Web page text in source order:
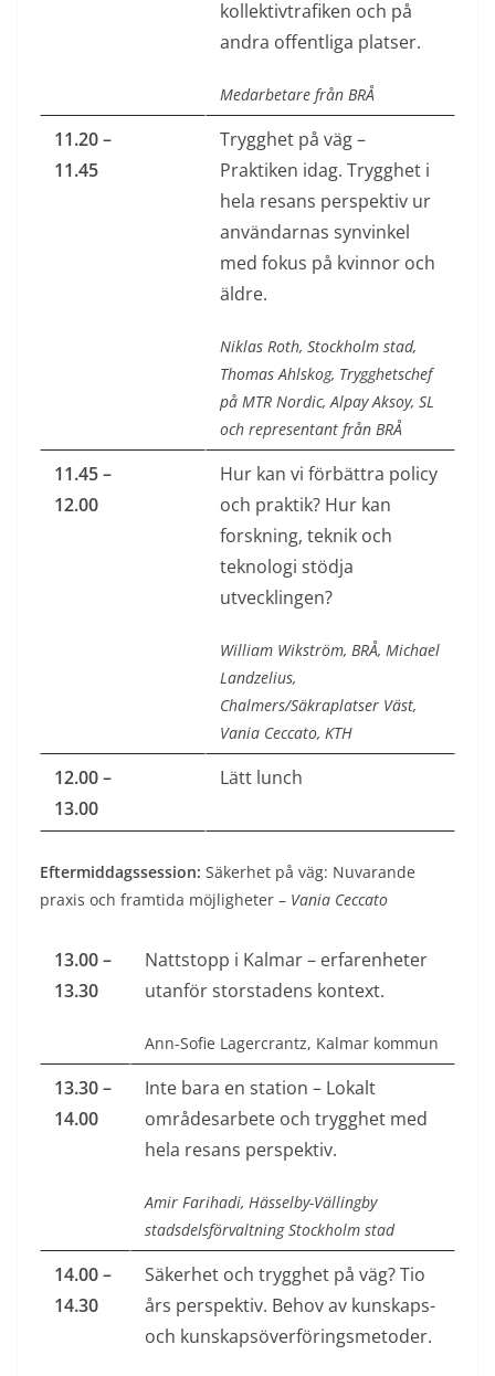
kollektivtrafiken och på
andra offentliga platser.
Medarbetare från BRÅ
11.20 –
11.45
Trygghet på väg –
Praktiken idag. Trygghet i
hela resans perspektiv ur
användarnas synvinkel
med fokus på kvinnor och
äldre.
Niklas Roth, Stockholm stad,
Thomas Ahlskog, Trygghetschef
på MTR Nordic, Alpay Aksoy, SL
och representant från BRÅ
11.45 –
12.00
Hur kan vi förbättra policy
och praktik? Hur kan
forskning, teknik och
teknologi stödja
utvecklingen?
William Wikström, BRÅ, Michael
Landzelius,
Chalmers/Säkraplatser Väst,
Vania Ceccato, KTH
12.00 –
13.00
Lätt lunch
Eftermiddagssession: Säkerhet på väg: Nuvarande
praxis och framtida möjligheter – Vania Ceccato
13.00 –
13.30
Nattstopp i Kalmar – erfarenheter
utanför storstadens kontext.
Ann-Sofie Lagercrantz, Kalmar kommun
13.30 –
14.00
Inte bara en station – Lokalt
områdesarbete och trygghet med
hela resans perspektiv.
Amir Farihadi, Hässelby-Vällingby
stadsdelsförvaltning Stockholm stad
14.00 –
14.30
Säkerhet och trygghet på väg? Tio
års perspektiv. Behov av kunskaps-
och kunskapsöverföringsmetoder.